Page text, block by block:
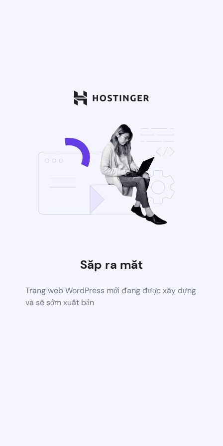
Sắp ra mắt
Trang web WordPress mới đang được xây dựng
và sẽ sớm xuất bản